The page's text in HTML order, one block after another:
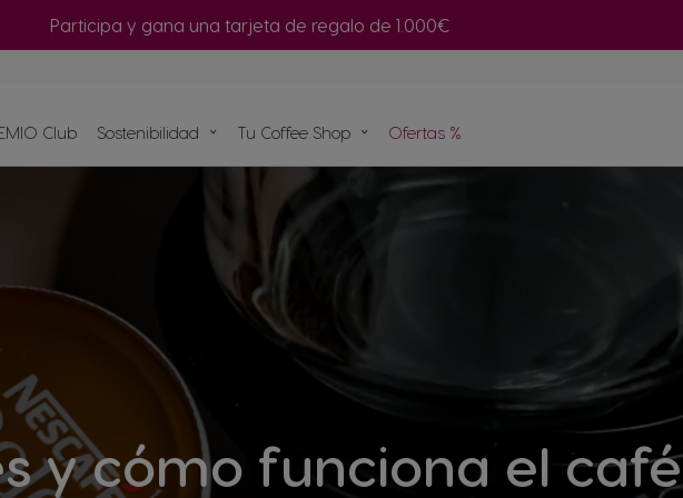
Participa y gana una tarjeta de regalo de 1.000€
Club Sostenibilidad Tu Coffee Shop Ofertas %
y cómo funciona el café